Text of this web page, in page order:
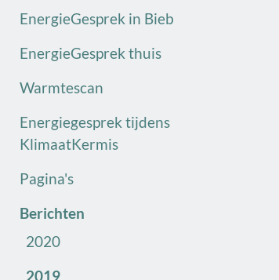
EnergieGesprek in Bieb
EnergieGesprek thuis
Warmtescan
Energiegesprek tijdens
KlimaatKermis
Pagina's
Berichten
2020
2019